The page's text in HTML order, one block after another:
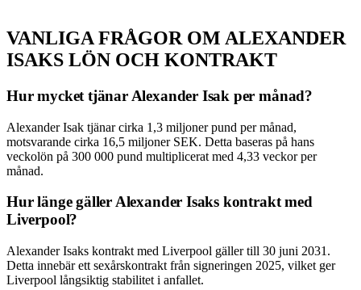
VANLIGA FRÅGOR OM ALEXANDER
ISAKS LÖN OCH KONTRAKT
Hur mycket tjänar Alexander Isak per månad?
Alexander Isak tjänar cirka 1,3 miljoner pund per månad,
motsvarande cirka 16,5 miljoner SEK. Detta baseras på hans
veckolön på 300 000 pund multiplicerat med 4,33 veckor per
månad.
Hur länge gäller Alexander Isaks kontrakt med
Liverpool?
Alexander Isaks kontrakt med Liverpool gäller till 30 juni 2031.
Detta innebär ett sexårskontrakt från signeringen 2025, vilket ger
Liverpool långsiktig stabilitet i anfallet.